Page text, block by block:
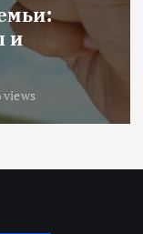
и
views